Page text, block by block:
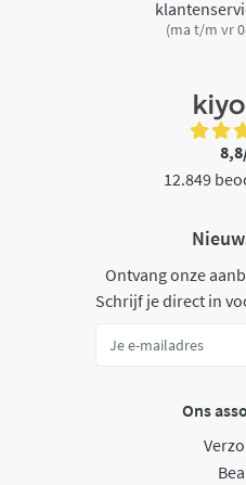
(ma t/m vr
12.849
Ontvang onze
Schrijf je direct in
Ons